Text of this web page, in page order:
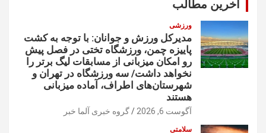
آخرین مطالب
ورزشی
مدیرکل ورزش و جوانان: با توجه به کشت
پاییزه چمن، ورزشگاه تختی در فصل پیش
رو امکان میزبانی از مسابقات لیگ برتر را
نخواهد داشت/ سه ورزشگاه در تهران و
شهرستان‌های اطراف، آماده میزبانی
هستند
آگوست 6, 2026 گروه خبری آلما خبر
سلامتی